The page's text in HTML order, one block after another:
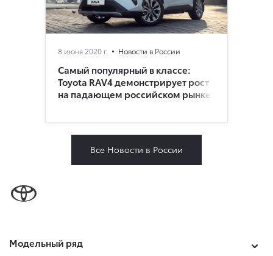
8 июня 2020 г. Новости в России
Самый популярный в классе:
Toyota RAV4 демонстрирует рост
на падающем российском рынке
Все Новости в России
Модельный ряд